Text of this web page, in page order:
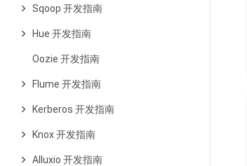
Sqoop 开发指南
Hue 开发指南
Oozie 开发指南
Flume 开发指南
Kerberos 开发指南
Knox 开发指南
Alluxio 开发指南